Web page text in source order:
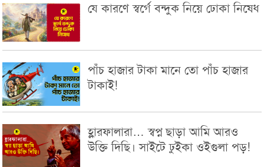
যে কারণে স্বর্গে বন্দুক নিয়ে ঢোকা নিষেধ
পাঁচ হাজার টাকা মানে তো পাঁচ হাজার
টাকাই!
হ্লারফালারা… স্বপ্ন ছাড়া আমি আরও
উক্তি দিছি। সাইটে ঢুইকা ওইগুলা পড়!